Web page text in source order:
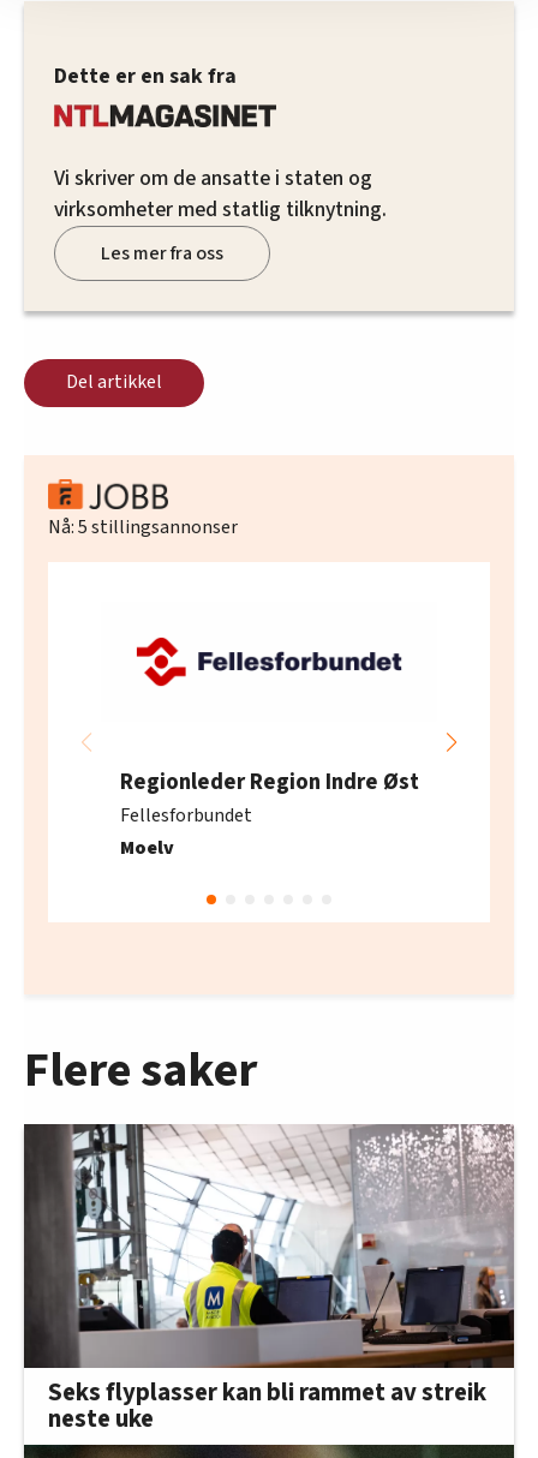
oversikten lengre ned på denne siden.
Dette er en sak fra
Vi skriver om de ansatte i staten og
virksomheter med statlig tilknytning.
Les mer fra oss
Del artikkel
Nå:5stillingsannonser
Regionleder Region Indre Øst
Fellesforbundet
Moelv
Flere saker
Seks flyplasser kan bli rammet av streik
neste uke